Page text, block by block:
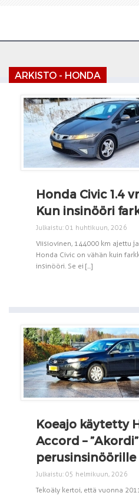
ARKISTO - HONDA
Honda Civic 1.4
Kun insinööri
Julkaistu: 01 huhtikuun, 2026
Viisiovinen, 144 000 km ajettu
Honda Civic on vähän kuin
insinööri. Se ei [...]
Koeajo käytetty
Accord – ”Akordi”
perusinsinöörille
Julkaistu: 05 helmikuun, 2026
Tekoäly kertoi, että vuonna